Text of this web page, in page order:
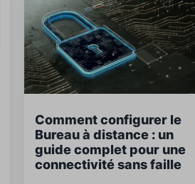
Comment configurer le
Bureau à distance : un
guide complet pour une
connectivité sans faille